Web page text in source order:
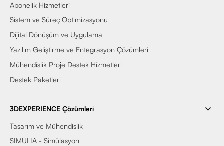
Abonelik Hizmetleri
Sistem ve Süreç Optimizasyonu
Dijital Dönüşüm ve Uygulama
Yazılım Geliştirme ve Entegrasyon Çözümleri
Mühendislik Proje Destek Hizmetleri
Destek Paketleri
3DEXPERIENCE Çözümleri
Tasarım ve Mühendislik
SIMULIA - Simülasyon